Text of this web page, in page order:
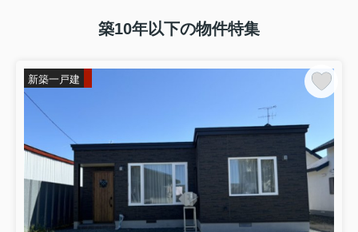
築10年以下の物件特集
新築一戸建